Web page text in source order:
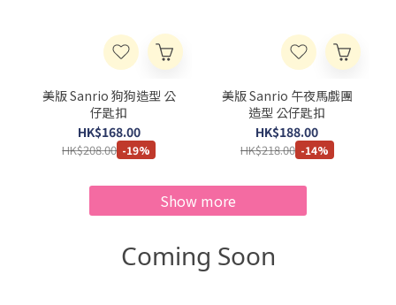
美版 Sanrio 狗狗造型 公
仔匙扣
HK$168.00
HK$208.00 -19%
美版 Sanrio 午夜馬戲團
造型 公仔匙扣
HK$188.00
HK$218.00 -14%
Show more
Coming Soon